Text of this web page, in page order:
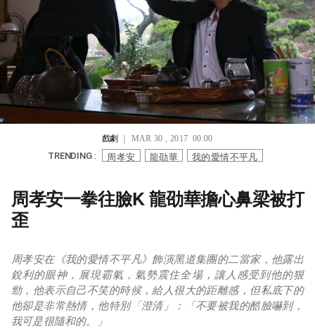
戲劇 ｜ MAR 30 , 2017 00:00
TRENDING : 周孝安 龍劭華 我的愛情不平凡
周孝安一拳往臉K 龍劭華擔心鼻梁被打
歪
周孝安在《我的愛情不平凡》飾演黑道集團的二當家，他露出
銳利的眼神，展現霸氣，氣勢震住全場，讓人感受到他的狠
勁，他表示自己不笑的時候，給人很大的距離感，但私底下的
他卻是非常熱情，他特別「澄清」：「不要被我的酷臉嚇到，
我可是很隨和的。」